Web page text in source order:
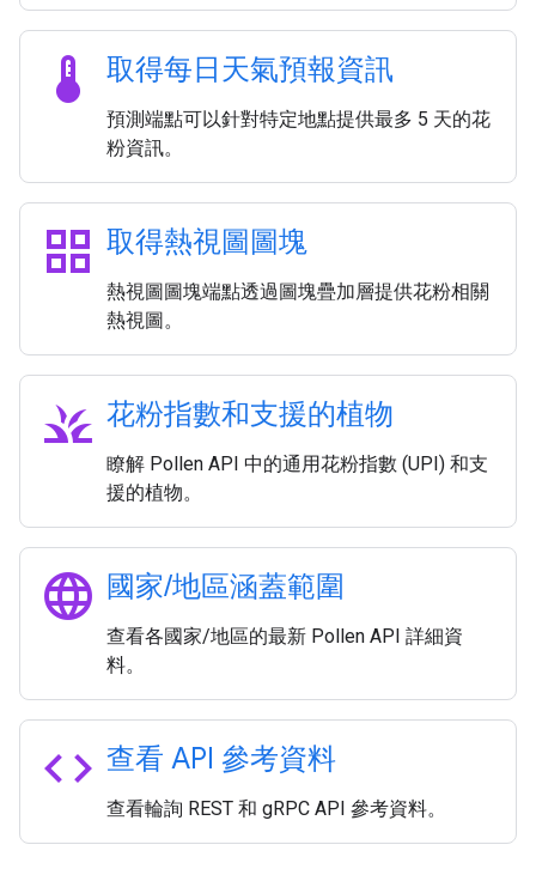
thermostat 取得每日天氣預報資訊
預測端點可以針對特定地點提供最多 5 天的花
粉資訊。
grid_view 取得熱視圖圖塊
熱視圖圖塊端點透過圖塊疊加層提供花粉相關
熱視圖。
grass 花粉指數和支援的植物
瞭解 Pollen API 中的通用花粉指數 (UPI) 和支
援的植物。
language 國家/地區涵蓋範圍
查看各國家/地區的最新 Pollen API 詳細資
料。
code 查看 API 參考資料
查看輪詢 REST 和 gRPC API 參考資料。